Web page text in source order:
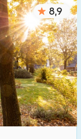
3
4
0
0
7
8,9